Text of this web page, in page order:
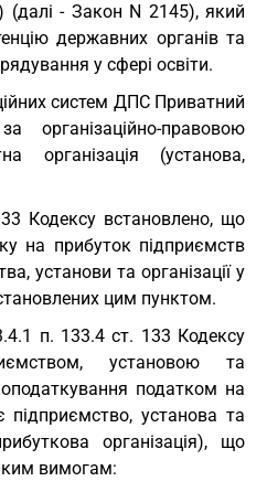
(далі - Закон N 2145), який
державних органів та
у сфері освіти.
систем ДПС Приватний
організаційно-правовою
організація (установа,
Кодексу встановлено, що
на прибуток підприємств
установи та організації у
цим пунктом.
п. 133.4 ст. 133 Кодексу
установою та
податком на
підприємство, установа та
організація), що
вимогам: